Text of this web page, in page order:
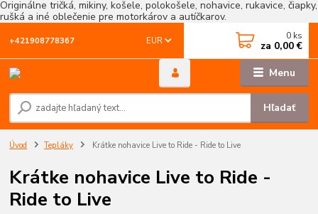
Originálne tričká, mikiny, košele, polokošele, nohavice, rukavice, čiapky,
rušká a iné oblečenie pre motorkárov a autíčkarov.
Menu
EUR
Hľadať
+421908778367 0 ks
za 0,00 €
Úvod Tepláky Krátke nohavice Live to Ride - Ride to Live
Krátke nohavice Live to Ride -
Ride to Live